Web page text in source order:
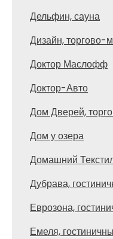
Дельфин, сауна
Дизайн,
Доктор Маслофф
Доктор-Авто
Дом Дверей,
Дом у озера
Домашний
Дубрава,
Еврозона,
Емеля,